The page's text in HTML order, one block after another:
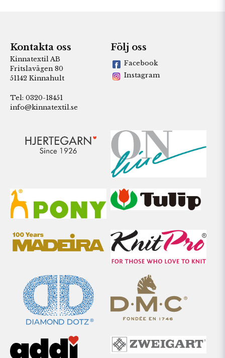
Kontakta oss
Kinnatextil AB
Fritslavägen 80
51142 Kinnahult
Tel: 0320-18451
info@kinnatextil.se
Följ oss
Facebook
Instagram